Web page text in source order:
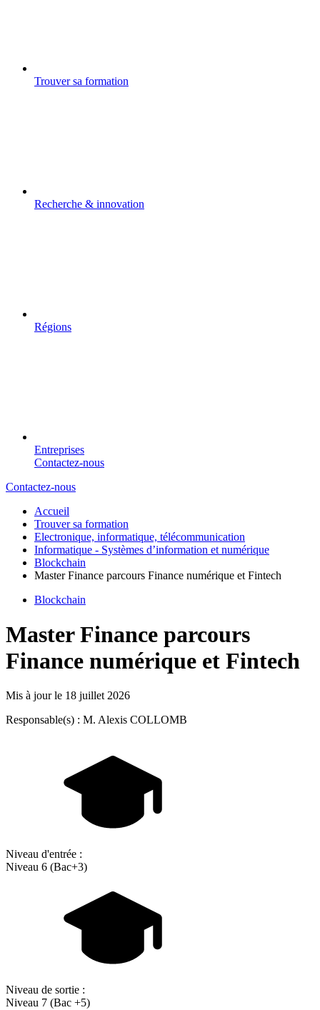
Trouver sa formation
Recherche & innovation
Régions
Entreprises
Contactez-nous
Contactez-nous
Accueil
Trouver sa formation
Electronique, informatique, télécommunication
Informatique - Systèmes d’information et numérique
Blockchain
Master Finance parcours Finance numérique et Fintech
Blockchain
Master Finance parcours
Finance numérique et Fintech
Mis à jour le 18 juillet 2026
Responsable(s) : M. Alexis COLLOMB
Niveau d'entrée :
Niveau 6 (Bac+3)
Niveau de sortie :
Niveau 7 (Bac +5)